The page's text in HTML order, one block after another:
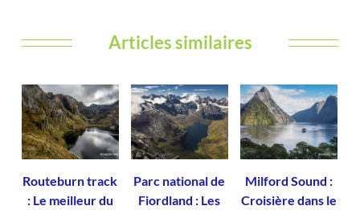
Articles similaires
Routeburn track
: Le meilleur du
Parc national de
Fiordland : Les
Milford Sound :
Croisière dans le